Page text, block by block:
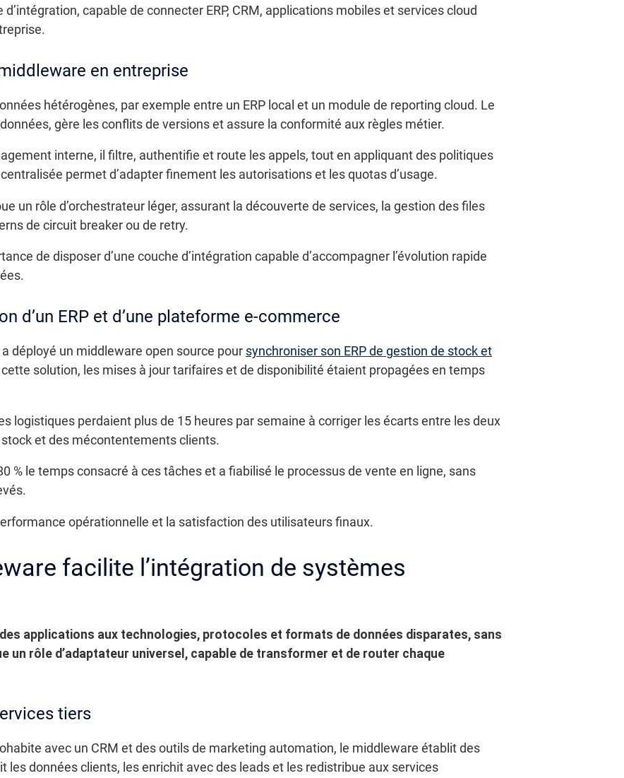
capable de connecter ERP, CRM, applications mobiles et services cloud
en entreprise
hétérogènes, par exemple entre un ERP local et un module de reporting cloud. Le
gère les conflits de versions et assure la conformité aux règles métier.
interne, il filtre, authentifie et route les appels, tout en appliquant des politiques
permet d’adapter finement les autorisations et les quotas d’usage.
un rôle d’orchestrateur léger, assurant la découverte de services, la gestion des files
de circuit breaker ou de retry.
de disposer d’une couche d’intégration capable d’accompagner l’évolution rapide
d’un ERP et d’une plateforme e-commerce
déployé un middleware open source pour synchroniser son ERP de gestion de stock et
cette solution, les mises à jour tarifaires et de disponibilité étaient propagées en temps
logistiques perdaient plus de 15 heures par semaine à corriger les écarts entre les deux
et des mécontentements clients.
% le temps consacré à ces tâches et a fiabilisé le processus de vente en ligne, sans
opérationnelle et la satisfaction des utilisateurs finaux.
facilite l’intégration de systèmes
applications aux technologies, protocoles et formats de données disparates, sans
un rôle d’adaptateur universel, capable de transformer et de router chaque
tiers
avec un CRM et des outils de marketing automation, le middleware établit des
les données clients, les enrichit avec des leads et les redistribue aux services